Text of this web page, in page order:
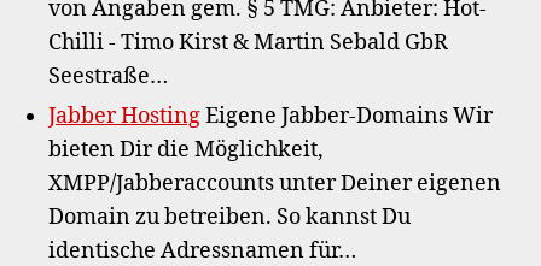
von Angaben gem. § 5 TMG: Anbieter: Hot-
Chilli - Timo Kirst & Martin Sebald GbR
Seestraße…
Jabber HostingEigene Jabber-Domains Wir
bieten Dir die Möglichkeit,
XMPP/Jabberaccounts unter Deiner eigenen
Domain zu betreiben. So kannst Du
identische Adressnamen für…